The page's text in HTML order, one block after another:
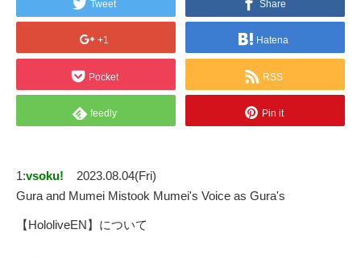
Tweet Share
+1 Hatena
Pocket RSS
feedly Pin it
1:vsoku!
2023.08.04(Fri)
Gura and Mumei Mistook Mumei's Voice as Gura's
【HololiveEN】について